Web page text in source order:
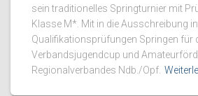
sein traditionelles Springturnier mit
Klasse M*. Mit in die Ausschreibung
Qualifikationsprüfungen Springen für
Verbandsjugendcup und
Regionalverbandes Ndb./Opf.